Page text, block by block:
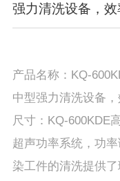
强力清洗设备，
产品名称：KQ-
中型强力清洗设备
尺寸：KQ-600KDE
超声功率系统，功
染工件的清洗提供